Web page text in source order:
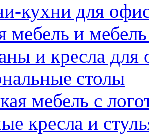
кухни для
мебель и
и кресла для
столы
мебель с
кресла и